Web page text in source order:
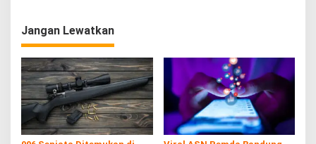
g
a
s
i
p
o
Jangan Lewatkan